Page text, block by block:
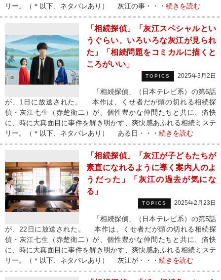
リー。（＊以下、ネタバレあり） 灰江の事・・・ 続きを読む
「相続探偵」「灰江スペシャルとい
うぐらい、いろいろな灰江が見られ
た」「相続問題をコミカルに描くと
ころがいい」
TOPICS 2025年3月2日
「相続探偵」（日本テレビ系）の第6話
が、1日に放送された。 本作は、くせ者だが頭の切れる相続探
偵・灰江七生（赤楚衛二）が、個性豊かな仲間たちと共に、痛快
に、時に大真面目に事件を解き明かす、爽快感あふれる相続ミステ
リー。（＊以下、ネタバレあり） ある日・・・ 続きを読む
「相続探偵」「灰江が子どもたちが
素直になれるように導く案内人のよ
うだった」「灰江の過去が気にな
る」
TOPICS 2025年2月23日
「相続探偵」（日本テレビ系）の第5話
が、22日に放送された。 本作は、くせ者だが頭の切れる相続探
偵・灰江七生（赤楚衛二）が、個性豊かな仲間たちと共に、痛快
に、時に大真面目に事件を解き明かす、爽快感あふれる相続ミステ
リー。（＊以下、ネタバレあり） 灰江が・・・ 続きを読む